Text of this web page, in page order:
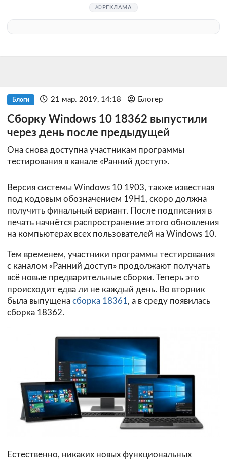
РЕКЛАМА
Блоги 21 мар. 2019, 14:18 Блогер
Сборку Windows 10 18362 выпустили
через день после предыдущей
Она снова доступна участникам программы
тестирования в канале «Ранний доступ».
Версия системы Windows 10 1903, также известная
под кодовым обозначением 19H1, скоро должна
получить финальный вариант. После подписания в
печать начнётся распространение этого обновления
на компьютерах всех пользователей на Windows 10.
Тем временем, участники программы тестирования
с каналом «Ранний доступ» продолжают получать
всё новые предварительные сборки. Теперь это
происходит едва ли не каждый день. Во вторник
была выпущена сборка 18361, а в среду появилась
сборка 18362.
Естественно, никаких новых функциональных